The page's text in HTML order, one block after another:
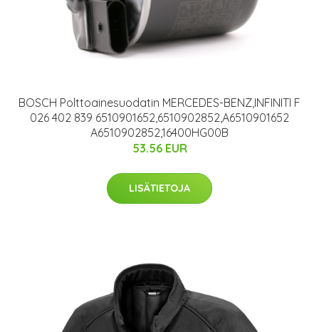
BOSCH Polttoainesuodatin MERCEDES-BENZ,INFINITI F
026 402 839 6510901652,6510902852,A6510901652
A6510902852,16400HG00B
53.56 EUR
LISÄTIETOJA